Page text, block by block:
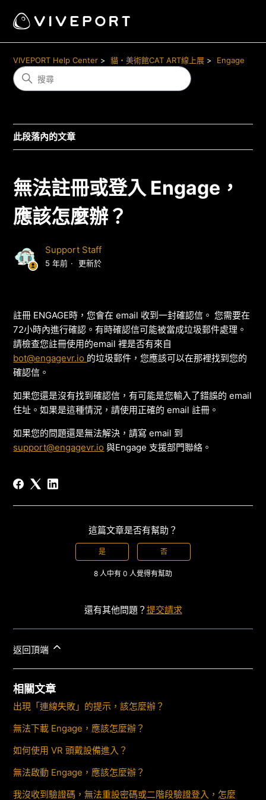
VIVEPORT Help Center 貓・美術館CAT ART線上展 Engage
此段落內的文章
無法註冊或登入 Engage，
應該怎麼辦？
Support Staff
5 年前 更新於
註冊 ENGAGE時，您會在 email 收到一封確認信。 您需要在
72小時內進行確認。有時確認信可能被當成垃圾郵件處理。
請檢查您註冊使用的email 裡是否有來自
bot@engagevr.io 的垃圾郵件，您應該可以在那裡找到您的
確認信。
如果您還是沒有找到確認信，有可能是您輸入了錯誤的 email
住址。如果是這種情況，請使用正確的 email 註冊。
如果您的問題還是無法解決，請寫 email 到
support@engagevr.io 與Engage 支援部門聯絡。
這篇文章是否有幫助？
是 否
8 人中有 0 人覺得有幫助
還有其他問題？ 提交請求
返回頂端
相關文章
出現「連線失敗」的提示，該怎麼辦？
無法下載 Engage，應該怎麼辦？
如何使用 VR 頭戴設備進入？
無法啟動 Engage，應該怎麼辦？
我沒收到驗證碼，無法重設密碼或二階段驗證登入，怎麼